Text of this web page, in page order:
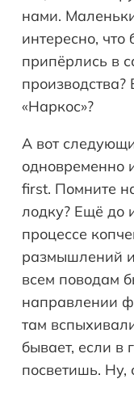
нами.
интересно,
припёрлись в
«Наркос»?
А вот
одновременно
first. Помните
лодку? Ещё до
процессе
размышлений
всем поводам
направлении
там
бывает, если в
посветишь. Ну,